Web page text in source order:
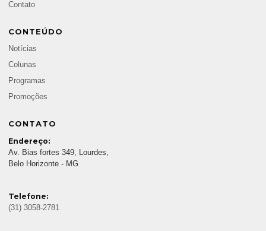
Contato
CONTEÚDO
Notícias
Colunas
Programas
Promoções
CONTATO
Endereço:
Av. Bias fortes 349, Lourdes,
Belo Horizonte - MG
Telefone:
(31) 3058-2781